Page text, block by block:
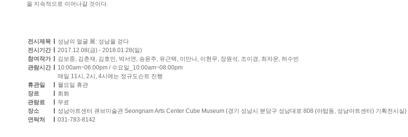
을 지속적으로 이어나갈 것이다.
전시제목
성남의 얼굴 展: 성남을 걷다
전시기간
2017.12.08(금) - 2018.01.28(일)
참여작가
김보중, 김춘재, 김호민, 박서연, 송윤주, 유근택, 이만나, 이현무, 장원석, 조이경, 최자운, 허수빈
관람시간
10:00am~06:00pm / 수요일_10:00am~08:00pm
매일 11시, 2시, 4시에는 정규도슨트 진행
휴관일
월요일 휴관
장르
회화
관람료
무료
장소
성남아트센터 큐브미술관 Seongnam Arts Center Cube Museum (경기 성남시 분당구 성남대로 808 (야탑동, 성남아트센터) 기획전시실)
연락처
031-783-8142